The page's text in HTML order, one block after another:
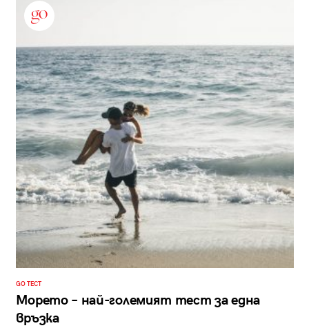
GO ТЕСТ
Морето – най-големият тест за една
връзка